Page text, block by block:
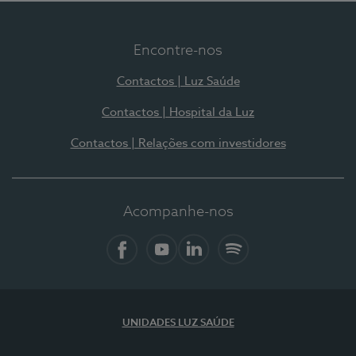
Encontre-nos
Contactos | Luz Saúde
Contactos | Hospital da Luz
Contactos | Relações com investidores
Acompanhe-nos
UNIDADES LUZ SAÚDE